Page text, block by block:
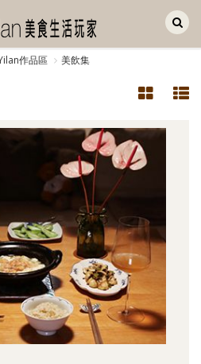
作品區 美飲集